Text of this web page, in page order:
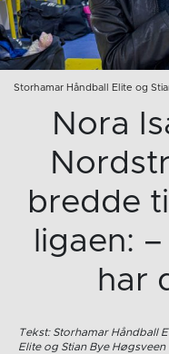
Storhamar Håndball Elite og
Nora
bredde
ligaen:
har
Tekst: Storhamar Håndball
Elite og Stian Bye Høgsveen